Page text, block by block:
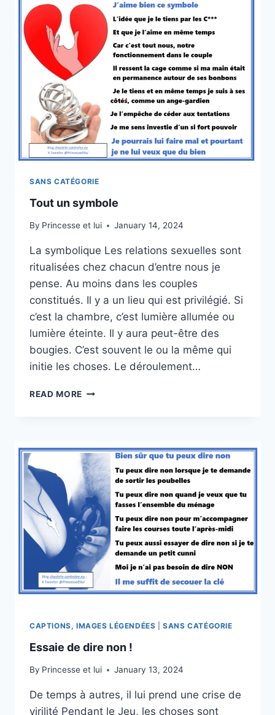
SANS CATÉGORIE
Tout un symbole
By Princesse et lui January 14, 2024
La symbolique Les relations sexuelles sont
ritualisées chez chacun d’entre nous je
pense. Au moins dans les couples
constitués. Il y a un lieu qui est privilégié. Si
c’est la chambre, c’est lumière allumée ou
lumière éteinte. Il y aura peut-être des
bougies. C’est souvent le ou la même qui
initie les choses. Le déroulement…
READ MORE TOUT
CAPTIONS, IMAGES LÉGENDÉES |SANS CATÉGORIE
Essaie de dire non !
By Princesse et lui January 13, 2024
De temps à autres, il lui prend une crise de
virilité Pendant le Jeu, les choses sont